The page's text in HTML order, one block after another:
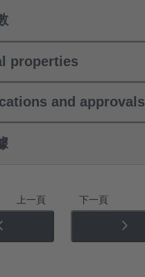
properties
and approvals
上一頁 下一頁